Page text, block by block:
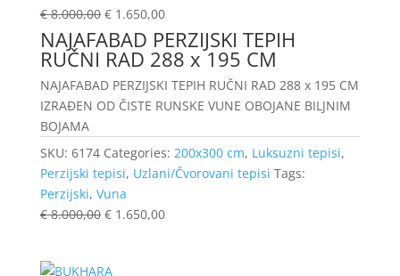
€8.000,00 €1.650,00
NAJAFABAD PERZIJSKI TEPIH
RUČNI RAD 288 x 195 CM
NAJAFABAD PERZIJSKI TEPIH RUČNI RAD 288 x 195 CM
IZRAĐEN OD ČISTE RUNSKE VUNE OBOJANE BILJNIM
BOJAMA
SKU: 6174 Categories: 200x300 cm, Luksuzni tepisi,
Perzijski tepisi, Uzlani/Čvorovani tepisi Tags:
Perzijski, Vuna
€8.000,00 €1.650,00